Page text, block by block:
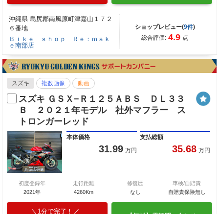
沖縄県 島尻郡南風原町津嘉山１７２
６番地
Ｂｉｋｅ ｓｈｏｐ Ｒｅ：ｍａｋ
ｅ南部店
ショップレビュー(9件)
総合評価: 4.9 点
スズキ 複数画像 動画
スズキ ＧＳＸ−Ｒ１２５ＡＢＳ ＤＬ３３
Ｂ ２０２１年モデル 社外マフラー ス
トロンガーレッド
本体価格
31.99 万円
支払総額
35.68 万円
初度登録年
2021年
走行距離
4260Km
修復歴
なし
車検/自賠責
自賠責保険無し
1分で完了！